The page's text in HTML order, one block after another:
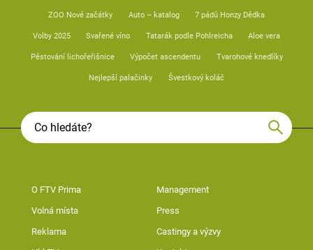
ZOO Nové začátky Auto – katalog 7 pádů Honzy Dědka
Volby 2025 Svařené víno Tatarák podle Pohlreicha Aloe vera
Pěstování lichořeřišnice Výpočet ascendentu Tvarohové knedlíky
Nejlepší palačinky Švestkový koláč
O FTV Prima Management
Volná místa Press
Reklama Castingy a výzvy